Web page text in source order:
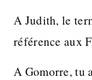
A Judith, le
référence aux
A Gomorre, tu